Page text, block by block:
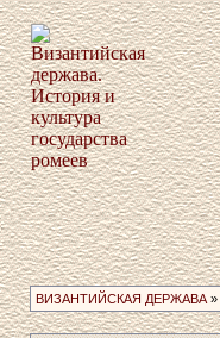
ВИЗАНТИЙСКАЯ ДЕРЖАВА»